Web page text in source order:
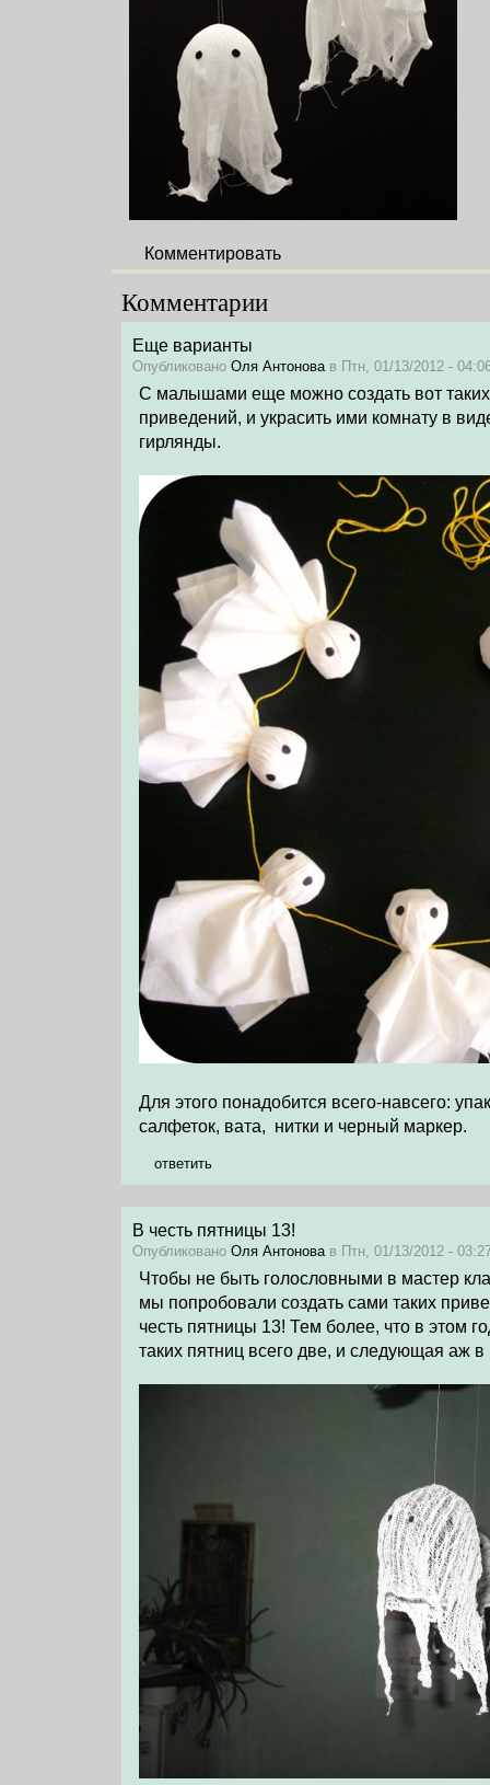
Комментировать
Комментарии
Еще варианты
Опубликовано Оля Антоновав Птн, 01/13/2012 -
С малышами еще можно создать вот
приведений, и украсить ими комнату в
гирлянды.
Для этого понадобится всего-навсего:
салфеток, вата, нитки и черный маркер.
ответить
В честь пятницы 13!
Опубликовано Оля Антоновав Птн, 01/13/2012 -
Чтобы не быть голословными в мастер
мы попробовали создать сами таких
честь пятницы 13! Тем более, что в этом
таких пятниц всего две, и следующая аж